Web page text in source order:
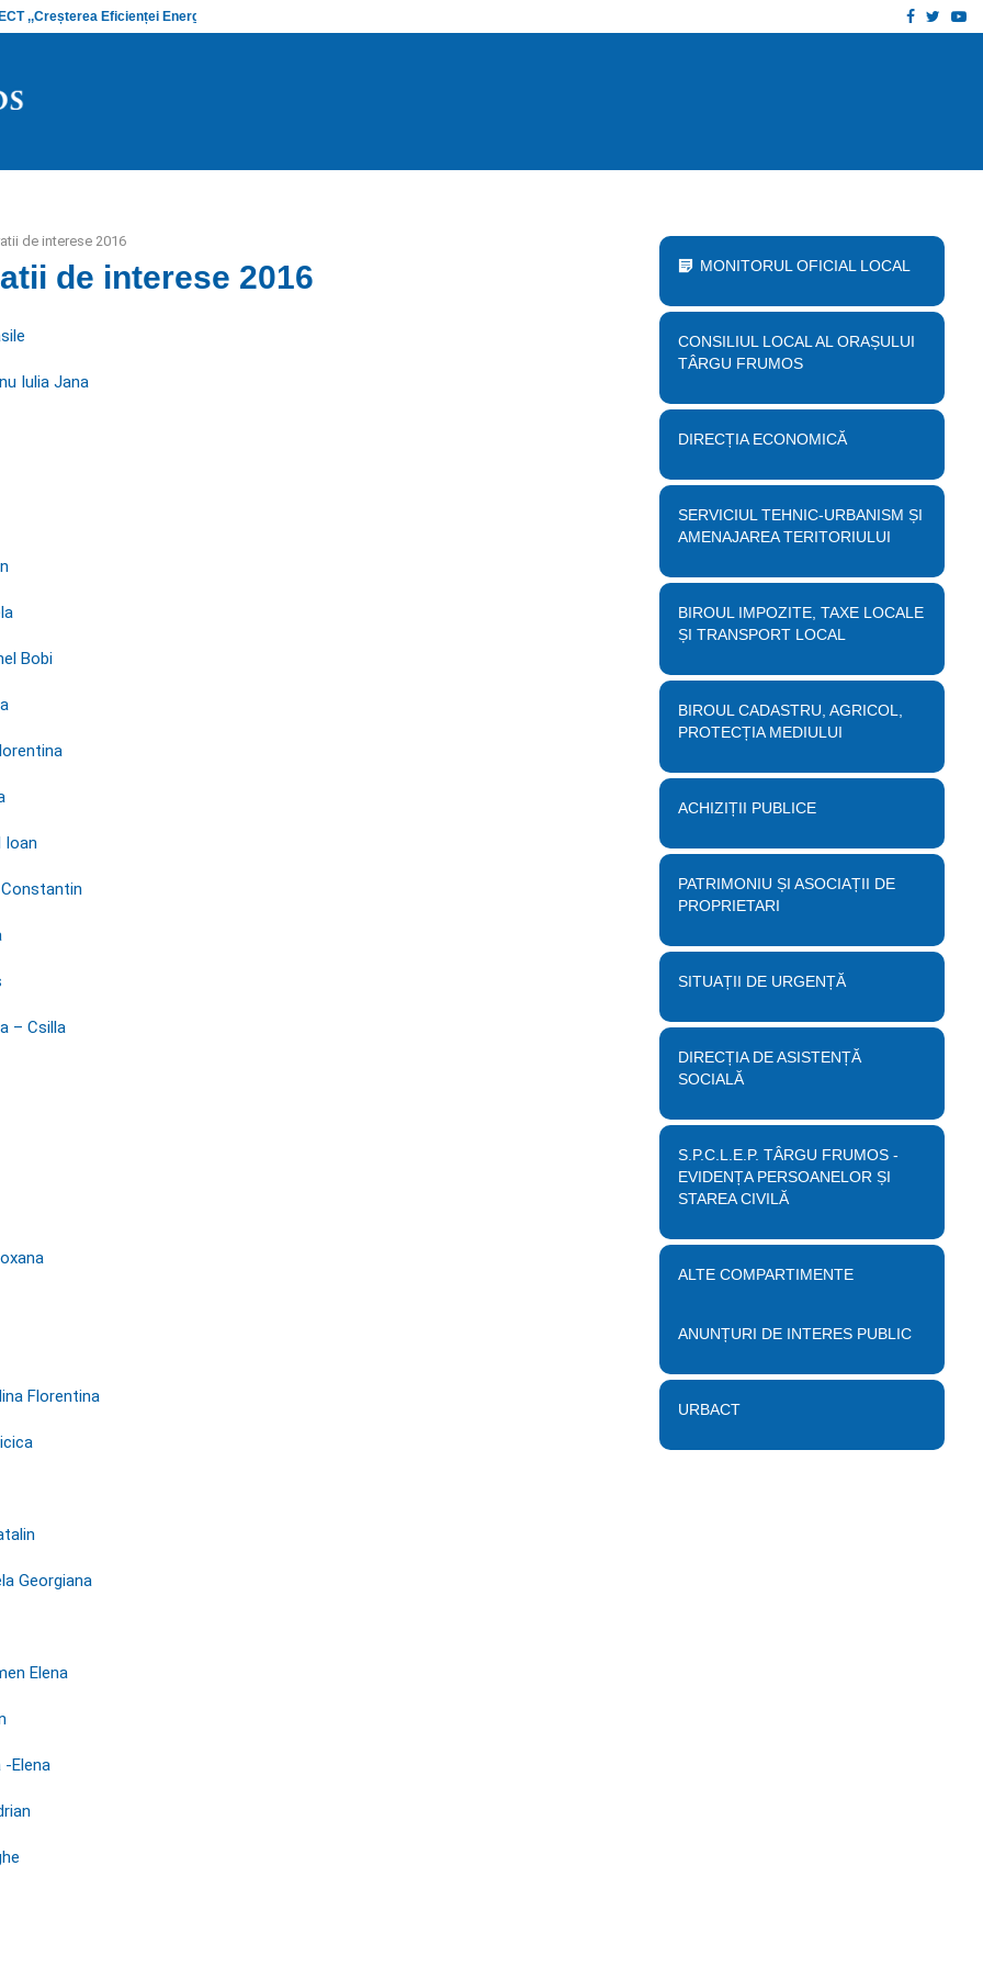
,,Creșterea Eficienței Energetice și… Facebook
de interese 2016
de interese 2016
Iulia Jana
Bobi
Ioan
– Csilla
Florentina
Georgiana
Elena
-Elena
MONITORUL OFICIAL LOCAL
CONSILIUL LOCAL AL ORAȘULUI
TÂRGU FRUMOS
DIRECȚIA ECONOMICĂ
SERVICIUL TEHNIC-URBANISM ȘI
AMENAJAREA TERITORIULUI
BIROUL IMPOZITE, TAXE LOCALE
ȘI TRANSPORT LOCAL
BIROUL CADASTRU, AGRICOL,
PROTECȚIA MEDIULUI
ACHIZIȚII PUBLICE
PATRIMONIU ȘI ASOCIAȚII DE
PROPRIETARI
SITUAȚII DE URGENȚĂ
DIRECȚIA DE ASISTENȚĂ
SOCIALĂ
S.P.C.L.E.P. TÂRGU FRUMOS -
EVIDENȚA PERSOANELOR ȘI
STAREA CIVILĂ
ALTE COMPARTIMENTE
ANUNȚURI DE INTERES PUBLIC
URBACT